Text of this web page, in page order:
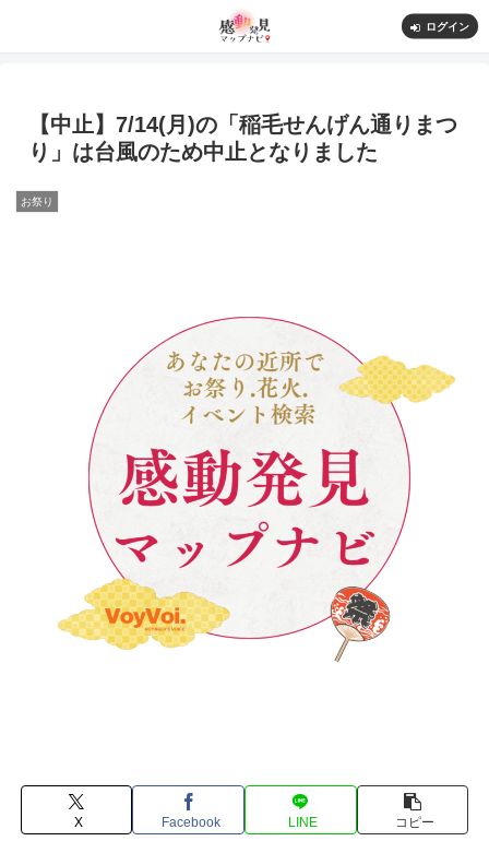
ログイン
【中止】7/14(月)の「稲毛せんげん通りまつ
り」は台風のため中止となりました
お祭り
X Facebook LINE コピー